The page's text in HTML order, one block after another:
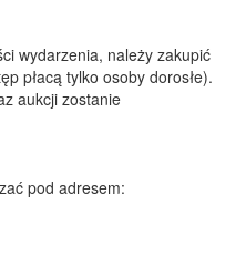
wydarzenia, należy zakupić
płacą tylko osoby dorosłe).
aukcji zostanie
pod adresem: